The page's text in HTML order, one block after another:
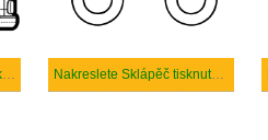
Nakreslete Sklápěč k vytisknutí zdarma Nakreslete Sklápěč tisknutelné pro děti